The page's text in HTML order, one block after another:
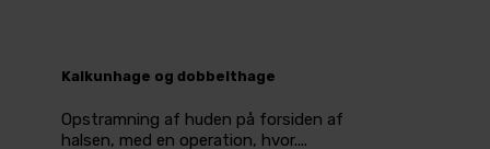
Kalkunhage og dobbelthage
Opstramning af huden på forsiden af
halsen, med en operation, hvor....